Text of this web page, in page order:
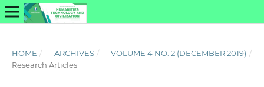
HOME / ARCHIVES / VOLUME 4 NO. 2 (DECEMBER 2019) /
Research Articles